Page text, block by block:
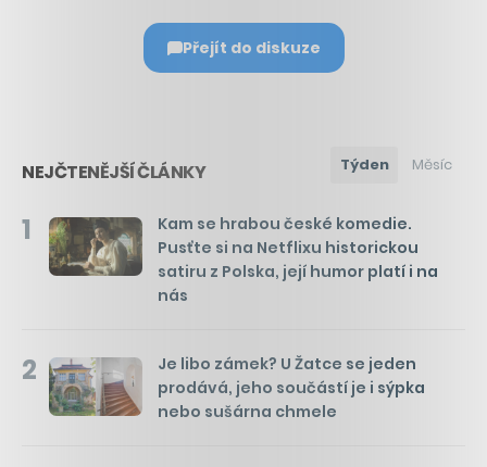
Přejít do diskuze
NEJČTENĚJŠÍ ČLÁNKY Týden Měsíc
1
Kam se hrabou české komedie.
Pusťte si na Netflixu historickou
satiru z Polska, její humor platí i na
nás
2
Je libo zámek? U Žatce se jeden
prodává, jeho součástí je i sýpka
nebo sušárna chmele